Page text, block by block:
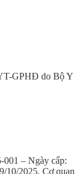
GPHĐ do Bộ Y
– Ngày cấp:
10/2025. Cơ quan